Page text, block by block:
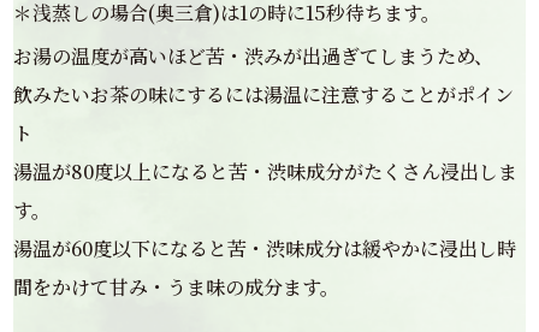
＊浅蒸しの場合(奥三倉)は1の時に15秒待ちます。
お湯の温度が高いほど苦・渋みが出過ぎてしまうため、
飲みたいお茶の味にするには湯温に注意することがポイン
ト
湯温が80度以上になると苦・渋味成分がたくさん浸出しま
す。
湯温が60度以下になると苦・渋味成分は緩やかに浸出し時
間をかけて甘み・うま味の成分ます。